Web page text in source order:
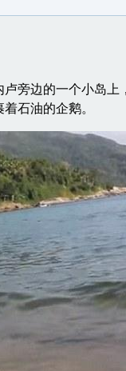
旁边的一个小岛上
石油的企鹅。